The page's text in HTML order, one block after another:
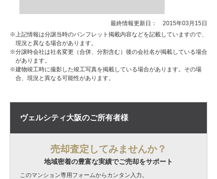
最終情報更新日： 2015年03月15日
※上記情報は分譲当時のパンフレット掲載内容などを記載していますので、
現況と異なる場合があります。
※分譲時会社は社名変更（合併、分割含む）後の会社名が掲載している場合
があります。
※建物竣工時に撮影した竣工写真を掲載している場合があります。その場
合、現況と異なる可能性があります。
ヴェルシティ大阪のご所有者様
売却査定してみませんか？
地域密着の豊富な実績でご売却をサポート
このマンション専用フォームからカンタン入力。